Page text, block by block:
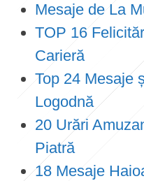
Mesaje de La
TOP 16
Carieră
Top 24 Mesaje
Logodnă
20 Urări
Piatră
18 Mesaje